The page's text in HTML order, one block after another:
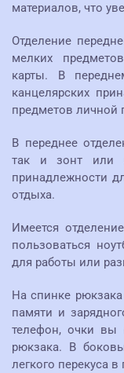
материалов, что
Отделение
мелких
карты. В
канцелярских
предметов личной
В переднее
так и зонт или
принадлежности
отдыха.
Имеется
пользоваться
для работы или
На спинке
памяти и
телефон, очки вы
рюкзака. В
легкого перекуса в